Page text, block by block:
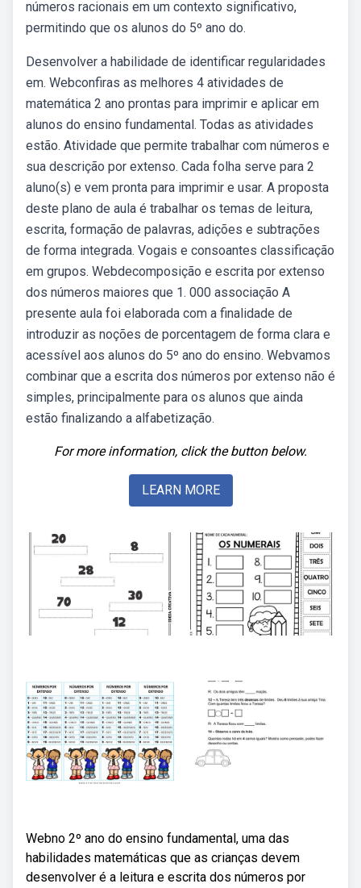
números racionais em um contexto significativo,
permitindo que os alunos do 5º ano do.
Desenvolver a habilidade de identificar regularidades
em. Webconfiras as melhores 4 atividades de
matemática 2 ano prontas para imprimir e aplicar em
alunos do ensino fundamental. Todas as atividades
estão. Atividade que permite trabalhar com números e
sua descrição por extenso. Cada folha serve para 2
aluno(s) e vem pronta para imprimir e usar. A proposta
deste plano de aula é trabalhar os temas de leitura,
escrita, formação de palavras, adições e subtrações
de forma integrada. Vogais e consoantes classificação
em grupos. Webdecomposição e escrita por extenso
dos números maiores que 1. 000 associação A
presente aula foi elaborada com a finalidade de
introduzir as noções de porcentagem de forma clara e
acessível aos alunos do 5º ano do ensino. Webvamos
combinar que a escrita dos números por extenso não é
simples, principalmente para os alunos que ainda
estão finalizando a alfabetização.
For more information, click the button below.
LEARN MORE
Webno 2º ano do ensino fundamental, uma das
habilidades matemáticas que as crianças devem
desenvolver é a leitura e escrita dos números por